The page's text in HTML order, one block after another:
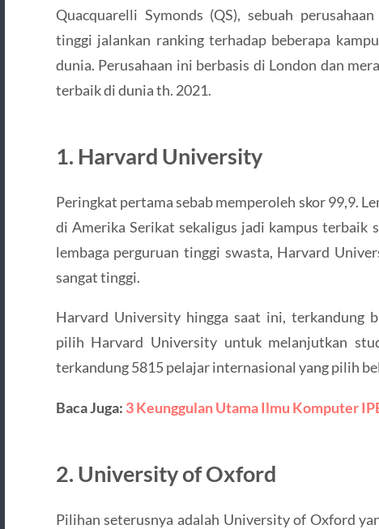
Quacquarelli Symonds (QS), sebuah
tinggi jalankan ranking terhadap beberapa
dunia. Perusahaan ini berbasis di London dan
terbaik di dunia th. 2021.
1. Harvard University
Peringkat pertama sebab memperoleh skor 99,9.
di Amerika Serikat sekaligus jadi kampus terbaik
lembaga perguruan tinggi swasta, Harvard
sangat tinggi.
Harvard University hingga saat ini, terkandung
pilih Harvard University untuk melanjutkan
terkandung 5815 pelajar internasional yang pilih
Baca Juga: 3 Keunggulan Utama Ilmu Komputer
2. University of Oxford
Pilihan seterusnya adalah University of Oxford